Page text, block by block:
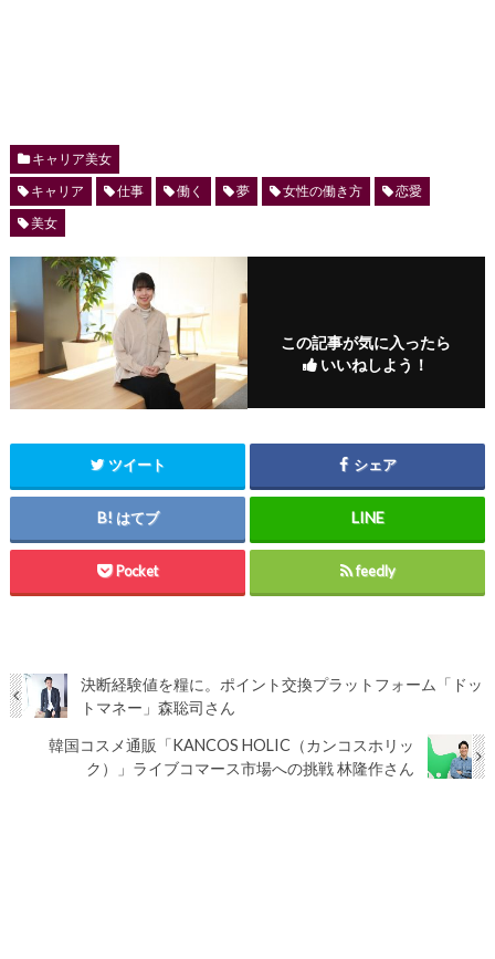
キャリア美女
キャリア
仕事 働く 夢 女性の働き方
恋愛
美女
この記事が気に入ったら
いいねしよう！
ツイート シェア
はてブ
Pocket feedly
決断経験値を糧に。ポイント交換プラットフォーム「ドッ
トマネー」森聡司さん
韓国コスメ通販「KANCOS HOLIC（カンコスホリッ
ク）」ライブコマース市場への挑戦 林隆作さん